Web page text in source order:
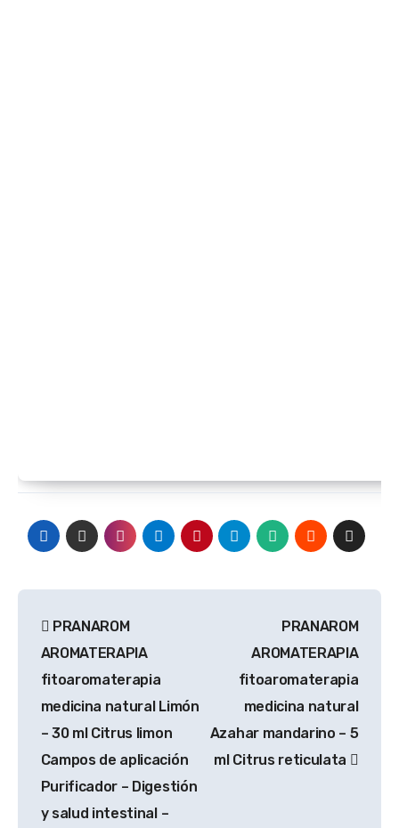
de
entradas
PRANAROM
AROMATERAPIA
fitoaromaterapia
medicina natural Limón
– 30 ml Citrus limon
Campos de aplicación
Purificador – Digestión
y salud intestinal –
PRANAROM
AROMATERAPIA
fitoaromaterapia
medicina natural
Azahar mandarino – 5
ml Citrus reticulata